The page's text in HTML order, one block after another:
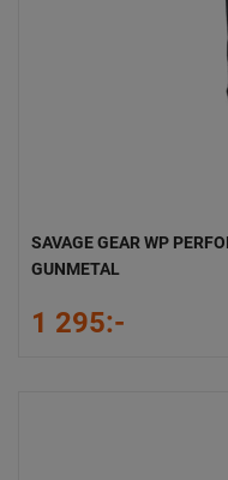
SAVAGE GEAR WP
GUNMETAL
1 295:-